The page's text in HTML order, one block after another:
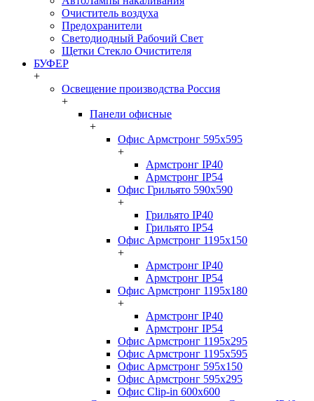
Очиститель воздуха
Предохранители
Светодиодный Рабочий Свет
Щетки Стекло Очистителя
БУФЕР
+
Освещение производства Россия
+
Панели офисные
+
Офис Армстронг 595x595
+
Армстронг IP40
Армстронг IP54
Офис Грильято 590x590
+
Грильято IP40
Грильято IP54
Офис Армстронг 1195x150
+
Армстронг IP40
Армстронг IP54
Офис Армстронг 1195x180
+
Армстронг IP40
Армстронг IP54
Офис Армстронг 1195x295
Офис Армстронг 1195x595
Офис Армстронг 595x150
Офис Армстронг 595x295
Офис Clip-in 600x600